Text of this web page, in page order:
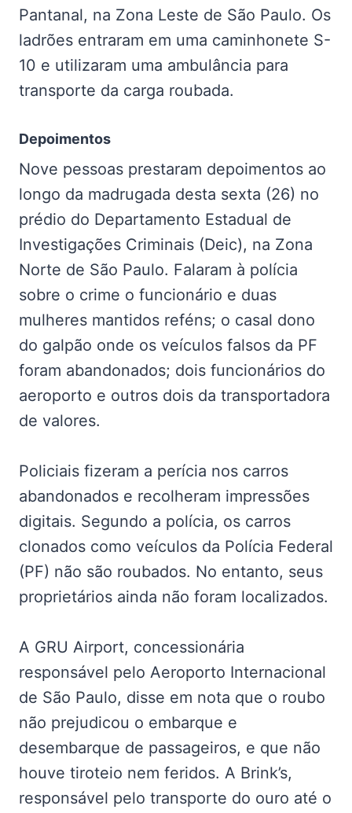
Pantanal, na Zona Leste de São Paulo. Os
ladrões entraram em uma caminhonete S-
10 e utilizaram uma ambulância para
transporte da carga roubada.
Depoimentos
Nove pessoas prestaram depoimentos ao
longo da madrugada desta sexta (26) no
prédio do Departamento Estadual de
Investigações Criminais (Deic), na Zona
Norte de São Paulo. Falaram à polícia
sobre o crime o funcionário e duas
mulheres mantidos reféns; o casal dono
do galpão onde os veículos falsos da PF
foram abandonados; dois funcionários do
aeroporto e outros dois da transportadora
de valores.
Policiais fizeram a perícia nos carros
abandonados e recolheram impressões
digitais. Segundo a polícia, os carros
clonados como veículos da Polícia Federal
(PF) não são roubados. No entanto, seus
proprietários ainda não foram localizados.
A GRU Airport, concessionária
responsável pelo Aeroporto Internacional
de São Paulo, disse em nota que o roubo
não prejudicou o embarque e
desembarque de passageiros, e que não
houve tiroteio nem feridos. A Brink’s,
responsável pelo transporte do ouro até o